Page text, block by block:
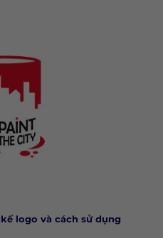
logo và cách sử dụng